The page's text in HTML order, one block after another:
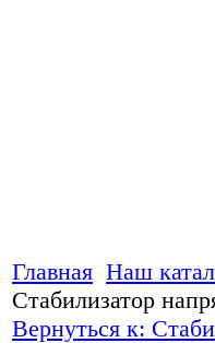
Главная Наш
Стабилизатор
Вернуться к: